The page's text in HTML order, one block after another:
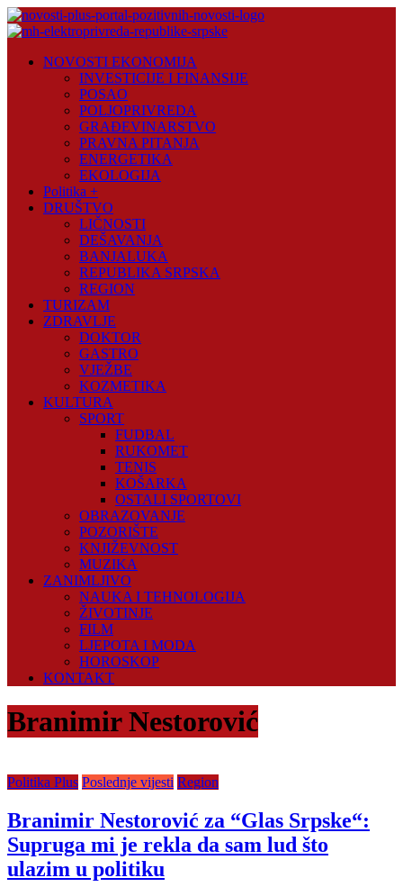
Skip
to
Plus
NOVOSTI EKONOMIJA
INVESTICIJE I FINANSIJE
POSAO
POLJOPRIVREDA
GRAĐEVINARSTVO
PRAVNA PITANJA
ENERGETIKA
EKOLOGIJA
Politika +
DRUŠTVO
LIČNOSTI
DEŠAVANJA
BANJALUKA
REPUBLIKA SRPSKA
REGION
TURIZAM
ZDRAVLJE
DOKTOR
GASTRO
VJEŽBE
KOZMETIKA
KULTURA
SPORT
FUDBAL
RUKOMET
TENIS
KOŠARKA
OSTALI SPORTOVI
OBRAZOVANJE
POZORIŠTE
KNJIŽEVNOST
MUZIKA
ZANIMLJIVO
NAUKA I TEHNOLOGIJA
ŽIVOTINJE
FILM
LJEPOTA I MODA
HOROSKOP
KONTAKT
Branimir Nestorović
Politika Plus Poslednje vijesti Region
Branimir Nestorović za “Glas Srpske“:
Supruga mi je rekla da sam lud što
ulazim u politiku